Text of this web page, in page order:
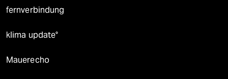
fernverbindung
klima update°
Mauerecho